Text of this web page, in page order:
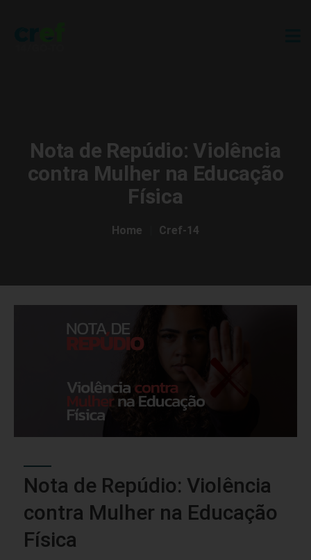
Nota de Repúdio: Violência
contra Mulher na Educação
Física
Home Cref-14
Nota de Repúdio: Violência
contra Mulher na Educação
Física